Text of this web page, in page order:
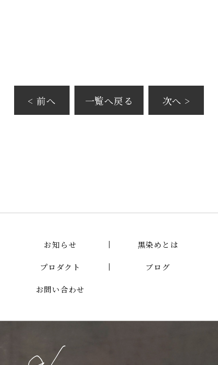
< 前へ 一覧へ戻る 次へ >
お知らせ 黒染めとは
プロダクト ブログ
お問い合わせ